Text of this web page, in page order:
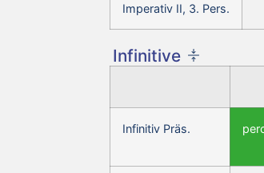
Imperativ II, 3. Pers.
Infinitive
Infinitiv Präs.